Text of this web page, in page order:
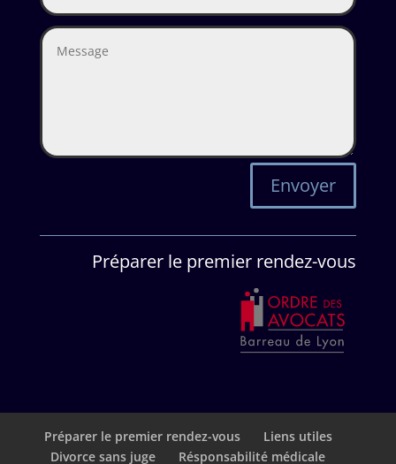
Envoyer
Préparer le premier rendez-vous
Préparer le premier rendez-vous
Liens utiles
Divorce sans juge
Résponsabilité médicale